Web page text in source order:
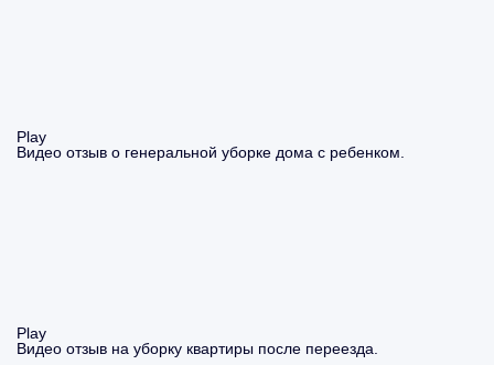
Play
Видео отзыв о генеральной уборке дома с ребенком.
Play
Видео отзыв на уборку квартиры после переезда.